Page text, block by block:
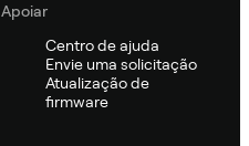
Apoiar
Centro de ajuda
Envie uma solicitação
Atualização de
firmware